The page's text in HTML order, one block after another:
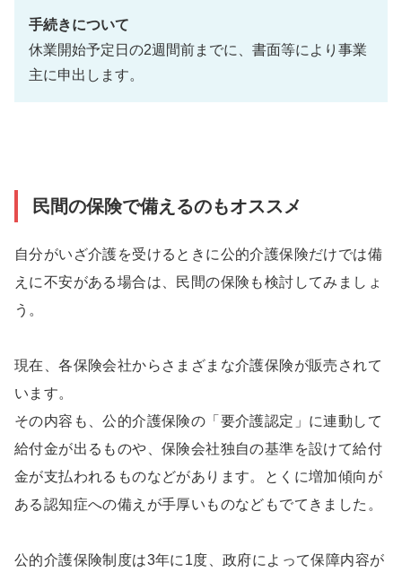
手続きについて
休業開始予定日の2週間前までに、書面等により事業
主に申出します。
民間の保険で備えるのもオススメ
自分がいざ介護を受けるときに公的介護保険だけでは備
えに不安がある場合は、民間の保険も検討してみましょ
う。
現在、各保険会社からさまざまな介護保険が販売されて
います。
その内容も、公的介護保険の「要介護認定」に連動して
給付金が出るものや、保険会社独自の基準を設けて給付
金が支払われるものなどがあります。とくに増加傾向が
ある認知症への備えが手厚いものなどもでてきました。
公的介護保険制度は3年に1度、政府によって保障内容が